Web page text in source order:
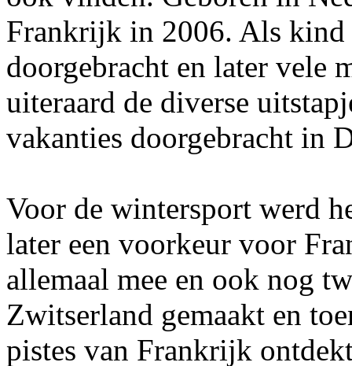
Frankrijk in 2006. Als kind
doorgebracht en later vele
uiteraard de diverse
vakanties doorgebracht in
Voor de wintersport werd
later een voorkeur voor
allemaal mee en ook nog
Zwitserland gemaakt en
pistes van Frankrijk